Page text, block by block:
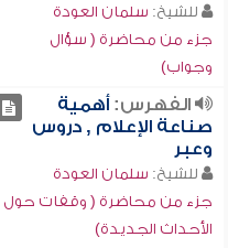
للشيخ: سلمان العودة
جزء من محاضرة ( سؤال
وجواب)
الفهرس:أهمية
صناعة الإعلام , دروس
وعبر
للشيخ: سلمان العودة
جزء من محاضرة ( وقفات حول
الأحداث الجديدة)